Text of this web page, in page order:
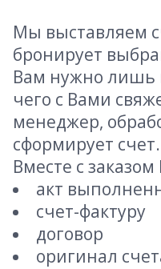
Мы выставляем
бронирует
Вам нужно лишь
чего с Вами
менеджер,
сформирует счет.
Вместе с
акт
счет-фактуру
договор
оригинал